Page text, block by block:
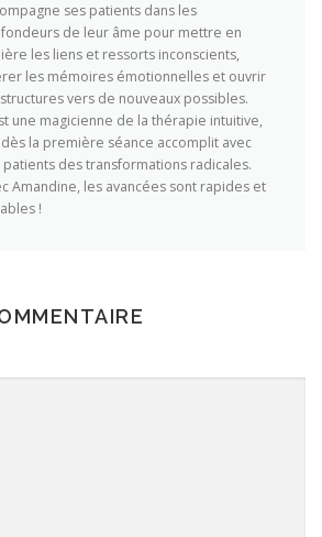
ses patients dans les
de leur âme pour mettre en
les liens et ressorts inconscients,
les mémoires émotionnelles et ouvrir
vers de nouveaux possibles.
une magicienne de la thérapie intuitive,
la première séance accomplit avec
patients des transformations radicales.
Amandine, les avancées sont rapides et
!